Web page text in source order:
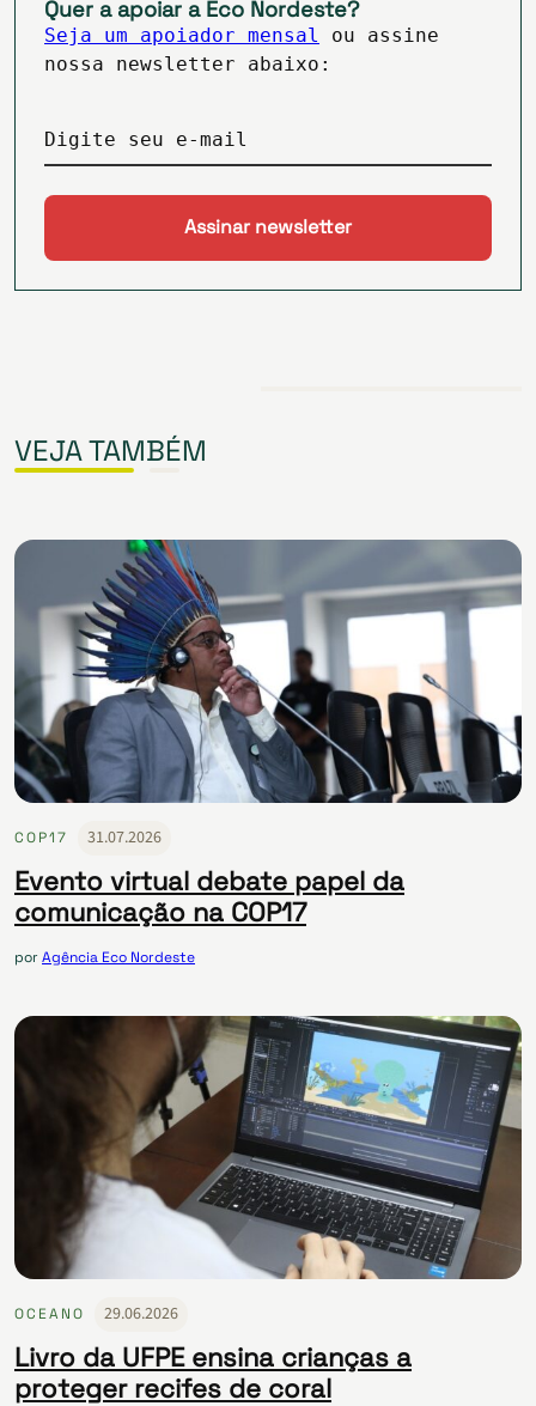
Quer a apoiar a Eco Nordeste?
Seja um apoiador mensal
ou assine
nossa newsletter abaixo:
Digite seu e-mail
VEJA TAMBÉM
COP17 31.07.2026
Evento virtual debate papel da
comunicação na COP17
porAgência Eco Nordeste
OCEANO 29.06.2026
Livro da UFPE ensina crianças a
proteger recifes de coral